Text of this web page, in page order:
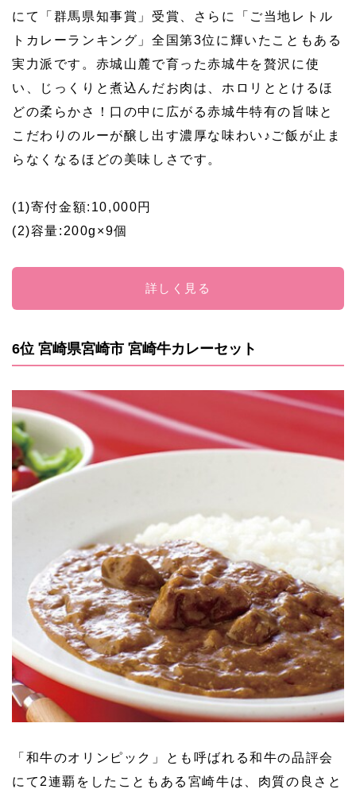
にて「群馬県知事賞」受賞、さらに「ご当地レトル
トカレーランキング」全国第3位に輝いたこともある
実力派です。赤城山麓で育った赤城牛を贅沢に使
い、じっくりと煮込んだお肉は、ホロリととけるほ
どの柔らかさ！口の中に広がる赤城牛特有の旨味と
こだわりのルーが醸し出す濃厚な味わい♪ご飯が止ま
らなくなるほどの美味しさです。
(1)寄付金額:10,000円
(2)容量:200g×9個
詳しく見る
6位 宮崎県宮崎市 宮崎牛カレーセット
「和牛のオリンピック」とも呼ばれる和牛の品評会
にて2連覇をしたこともある宮崎牛は、肉質の良さと